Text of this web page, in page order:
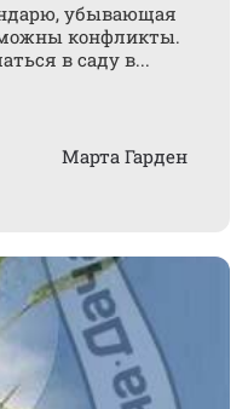
убывающая
конфликты.
в саду в...
Марта Гарден